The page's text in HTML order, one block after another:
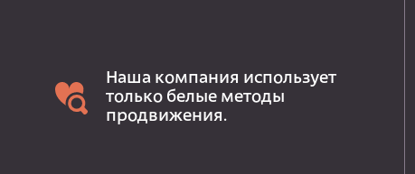
Наша компания использует
только белые методы
продвижения.